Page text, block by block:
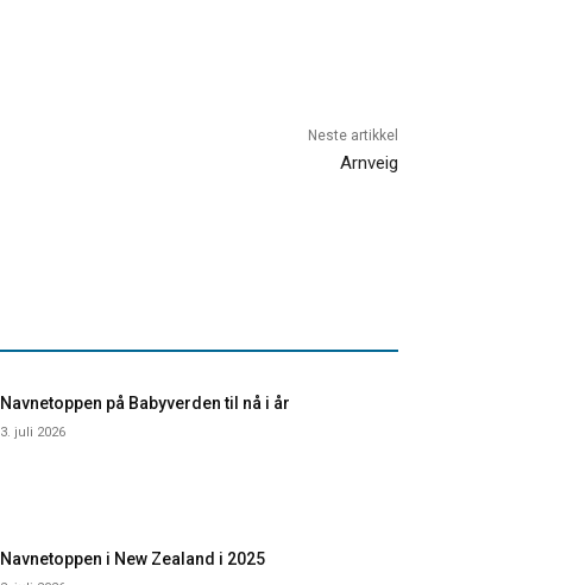
Neste artikkel
Arnveig
Navnetoppen på Babyverden til nå i år
3. juli 2026
Navnetoppen i New Zealand i 2025